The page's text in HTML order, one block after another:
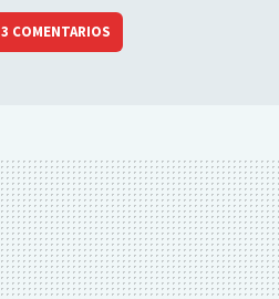
3 COMENTARIOS